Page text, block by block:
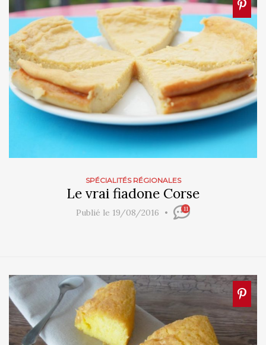
SPÉCIALITÉS RÉGIONALES
Le vrai fiadone Corse
Publié le 19/08/2016 11